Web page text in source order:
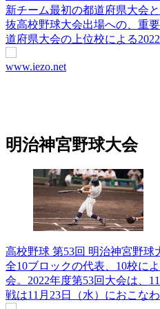
新チーム最初の都道府県大会
抜高校野球大会出場への、重
道府県大会の上位校による
www.iezo.net
明治神宮野球大会
高校野球 第53回 明治神宮野球
全10ブロックの代表、10校に
会。2022年度第53回大会は、
戦は11月23日（水）におこな